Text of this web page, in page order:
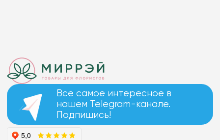
Все самое интересное в
нашем Telegram-канале.
Подпишись!